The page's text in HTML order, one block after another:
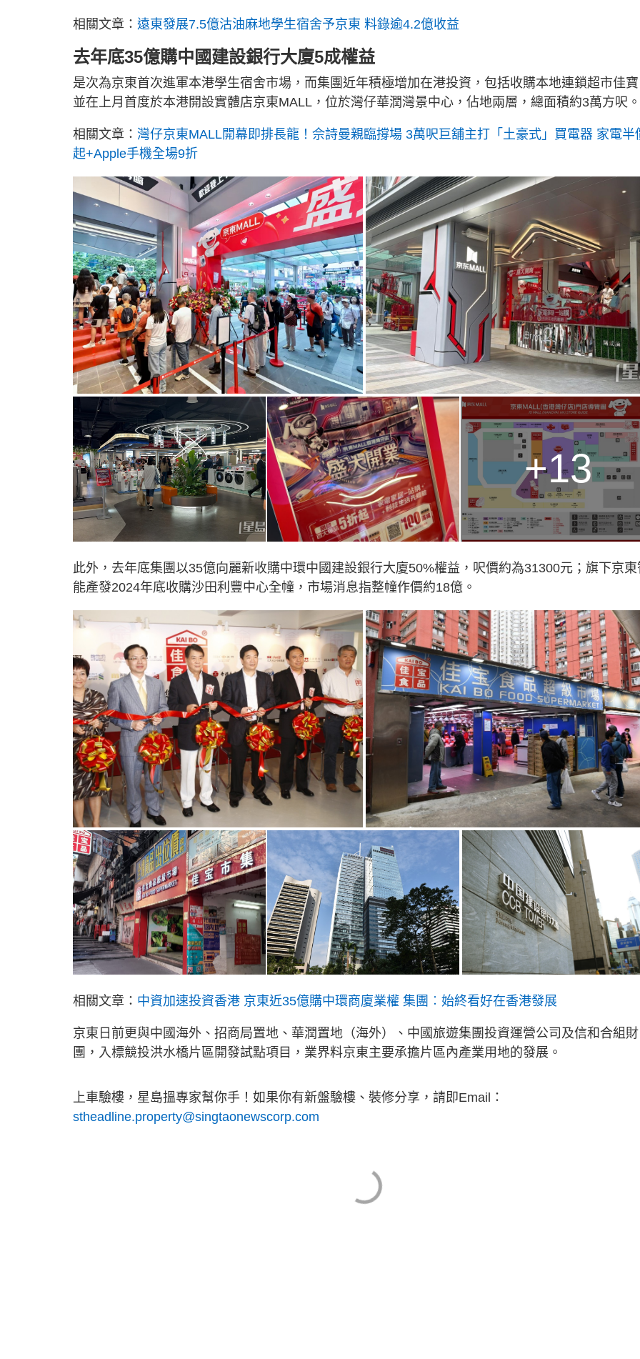
相關文章： 遠東發展7.5億沽油麻地學生宿舍予京東 料錄逾4.2億收益
去年底35億購中國建設銀行大廈5成權益
是次為京東首次進軍本港學生宿舍市場，而集團近年積極增加在港投資，包括收購本地連鎖超市佳
並在上月首度於本港開設實體店京東MALL，位於灣仔華潤灣景中心，佔地兩層，總面積約3萬方呎。
相關文章： 灣仔京東MALL開幕即排長龍！佘詩曼親臨撐場 3萬呎巨舖主打「土豪式」買電器 家電半
起+Apple手機全場9折
+13
此外，去年底集團以35億向麗新收購中環中國建設銀行大廈50%權益，呎價約為31300元；旗下京東
能產發2024年底收購沙田利豐中心全幢，市場消息指整幢作價約18億。
相關文章： 中資加速投資香港 京東近35億購中環商廈業權 集團︰始終看好在香港發展
京東日前更與中國海外、招商局置地、華潤置地（海外）、中國旅遊集團投資運營公司及信和合組財
團，入標競投洪水橋片區開發試點項目，業界料京東主要承擔片區內產業用地的發展。
上車驗樓，星島搵專家幫你手！如果你有新盤驗樓、裝修分享，請即Email：
stheadline.property@singtaonewscorp.com